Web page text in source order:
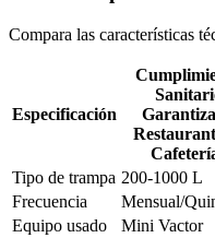
Compara las características
Especificación
Tipo de trampa 200-1000 L
Frecuencia
Mensual/
Equipo usado
Mini Vactor